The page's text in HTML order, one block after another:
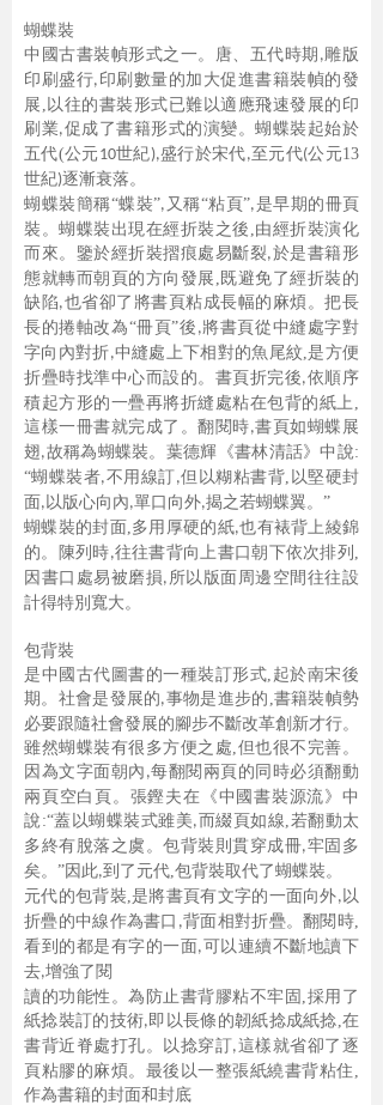
蝴蝶裝
中國古書裝幀形式之一。唐、五代時期 , 雕版
印刷盛行, 印刷數量的加大促進書籍裝幀的發
展 , 以往的書裝形式已難以適應飛速發展的印
刷業,促成了書籍形式的演變。蝴蝶裝起始於
五代(公元10世紀),盛行於宋代,至元代(公 元13
世紀)逐漸衰落。
蝴蝶裝簡稱“蝶裝”, 又稱“粘頁”,是早期的冊頁
裝。蝴蝶裝出現在經折裝之後 ,由經折裝演化
而來。鑒於經折裝摺痕處易斷裂,於是書籍形
態就轉而朝 頁的方向發展 , 既避免了經折裝的
缺陷,也省卻了將書頁粘成長幅的麻煩。把長
長的捲軸改為“冊頁”後 ,將書頁從中縫處字對
字向內對折,中縫處上下相對的魚尾紋,是方便
折疊時找準中心而設的。書頁折完後,依順序
積起方形的一疊再將折縫處粘在包背的紙上 ,
這樣一冊書就完成了。翻閱時,書頁如蝴蝶展
翅,故稱為蝴蝶裝。葉德輝《書林清話》中說:
“蝴蝶裝者,不用線訂,但以糊粘書背, 以堅硬封
面, 以版心向內,單口向外,揭之若蝴蝶翼。”
蝴蝶裝的封面,多用厚硬的紙,也有裱背上綾錦
的。陳列時,往往書背向上書口朝下依次排列,
因書口處易被磨損, 所以版面周邊空間往往設
計得特別寬大。
包背裝
是中國古代圖書的一種裝訂形式, 起於南宋後
期。社會是發展的,事物是進步的,書籍裝幀勢
必要跟隨社會發展的腳步不斷改革創新才行。
雖然蝴蝶裝有很多方便之處,但也很不完善。
因為文字面朝內 ,每翻閱兩頁的同時必須翻動
兩頁空白頁。張鏗夫在《中國書裝源流》中
說:“蓋以蝴蝶裝式雖美, 而綴頁如線,若翻動太
多終有脫落之虞。包背裝則貫穿成冊,牢固多
矣。”因此,到了 元代,包背裝取代了蝴蝶裝。
元代的包背裝,是將書頁有文字的一面向外, 以
折疊的中線作為書口 ,背面相對折疊。翻閱時,
看到的都是有字的一面,可以連續不斷地讀下
去,增強了閱
讀的功能性。為防止書背膠粘不牢固 ,採用了
紙捻裝訂的技術,即以長條的韌紙捻成紙捻,在
書背近脊處打孔。以捻穿訂,這樣就省卻了逐
頁粘膠的麻煩。最後 以一整張紙繞書背粘住 ,
作為書籍的封面和封底